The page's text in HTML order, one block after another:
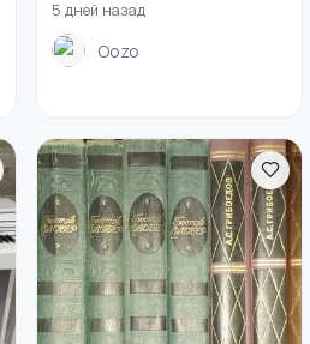
5 дней назад
Oozo